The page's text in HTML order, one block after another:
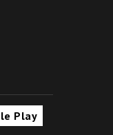
Play